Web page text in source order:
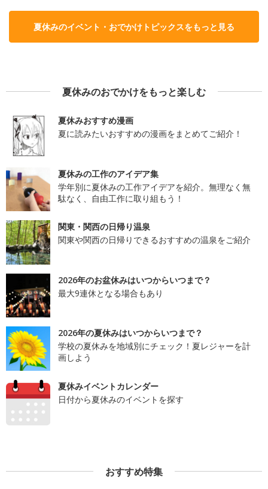
夏休みのイベント・おでかけトピックスをもっと見る
夏休みのおでかけをもっと楽しむ
夏休みおすすめ漫画
夏に読みたいおすすめの漫画をまとめてご紹介！
夏休みの工作のアイデア集
学年別に夏休みの工作アイデアを紹介。無理なく無
駄なく、自由工作に取り組もう！
関東・関西の日帰り温泉
関東や関西の日帰りできるおすすめの温泉をご紹介
2026年のお盆休みはいつからいつまで？
最大9連休となる場合もあり
2026年の夏休みはいつからいつまで？
学校の夏休みを地域別にチェック！夏レジャーを計
画しよう
夏休みイベントカレンダー
日付から夏休みのイベントを探す
おすすめ特集